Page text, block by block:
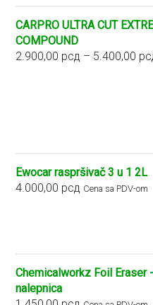
CARPRO ULTRA CUT
COMPOUND
2.900,00 рсд – 5.400,00
Ewocar raspršivač 3 u 1 2L
4.000,00 рсд Cena sa PDV-om
Chemicalworkz Foil Eraser
nalepnica